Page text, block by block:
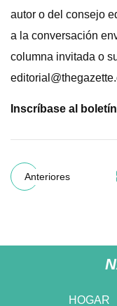
autor o del consejo
a la conversación
columna invitada o
Inscríbase al boletín
Anteriores
HOGAR